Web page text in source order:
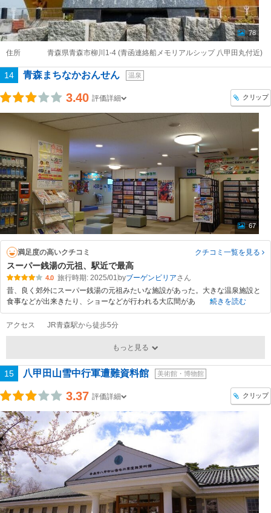
78
住所 青森県青森市柳川1-4 (青函連絡船メモリアルシップ 八甲田丸付近)
14 青森まちなかおんせん 温泉
3.40 評価詳細 クリップ
67
満足度の高いクチコミ クチコミ一覧を見る
スーパー銭湯の元祖、駅近で最高
4.0 旅行時期: 2025/01 byブーゲンビリア
昔、良く郊外にスーパー銭湯の元祖みたいな施設があった。大きな温泉施設と
食事などが出来きたり、ショーなどが行われる大広間があ
続きを読む
アクセス JR青森駅から徒歩5分
もっと見る
15 八甲田山雪中行軍遭難資料館 美術館・博物館
3.37 評価詳細 クリップ